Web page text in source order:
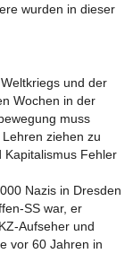
wurden in dieser
und der
Wochen in der
muss
ziehen zu
Kapitalismus Fehler
Nazis in Dresden
SS war, er
Aufseher und
vor 60 Jahren in